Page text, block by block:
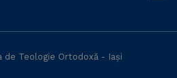
de Teologie Ortodoxă - Iași